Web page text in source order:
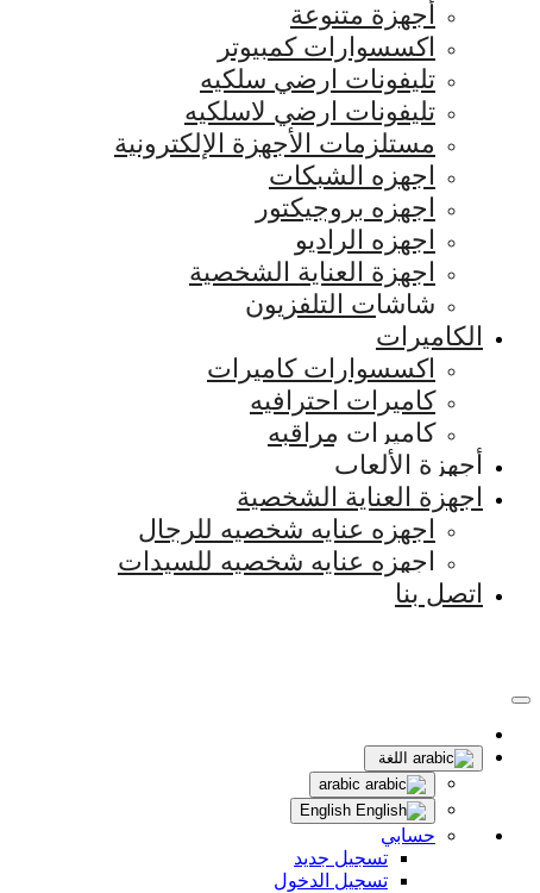
أجهزة متنوعة
اكسسوارات كمبيوتر
تليفونات ارضي سلكيه
تليفونات ارضي لاسلكيه
مستلزمات الأجهزة الإلكترونية
اجهزه الشبكات
اجهزه بروجيكتور
اجهزه الراديو
اجهزة العناية الشخصية
شاشات التلفزيون
الكاميرات
اكسسوارات كاميرات
كاميرات احترافيه
كاميرات مراقبه
أجهزة الألعاب
اجهزة العناية الشخصية
اجهزه عنايه شخصيه للرجال
اجهزه عنايه شخصيه للسيدات
اتصل بنا
اللغة
حسابي
تسجيل جديد
تسجيل الدخول